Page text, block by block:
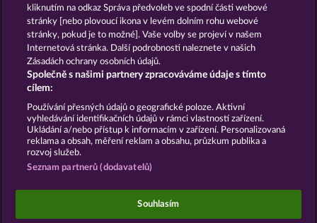
Podmínky Prohlášení o ochraně údajů
Kontakt Společnost Časté dotazy
Glosář Partnerský program Facebook
Podat Žádost o Odstoupení
Sociální kasinové hry jsou určeny výhradně k
zábavním účelům a nemají vůbec žádný vliv na
kliknutím na odkaz Správa předvoleb ve spodní části webové
stránky [nebo plovoucí ikona v levém dolním rohu webové
stránky, pokud je to možné]. Vaše volby se projeví v našem
Internetová stránka. Další podrobnosti naleznete v našich
Zásadách ochrany osobních údajů.
Společně s našimi partnery zpracováváme údaje s tímto
cílem:
Používání přesných údajů o geografické poloze. Aktivní
vyhledávání identifikačních údajů v rámci vlastností zařízení.
Ukládání a/nebo přístup k informacím v zařízení. Personalizovaná
reklama a obsah, měření reklam a obsahu, průzkum publika a
rozvoj služeb.
Seznam partnerů (dodavatelů)
Souhlasím